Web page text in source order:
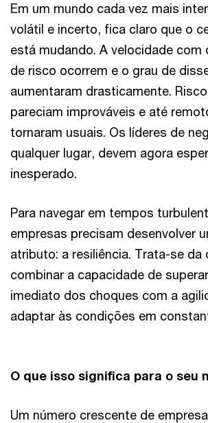
Em um mundo cada vez mais
volátil e incerto, fica claro que o
está mudando. A velocidade com
de risco ocorrem e o grau de
aumentaram drasticamente.
pareciam improváveis e até
tornaram usuais. Os líderes de
qualquer lugar, devem agora
inesperado.
Para navegar em tempos
empresas precisam desenvolver
atributo: a resiliência. Trata-se da
combinar a capacidade de
imediato dos choques com a
adaptar às condições em
O que isso significa para o seu
Um número crescente de